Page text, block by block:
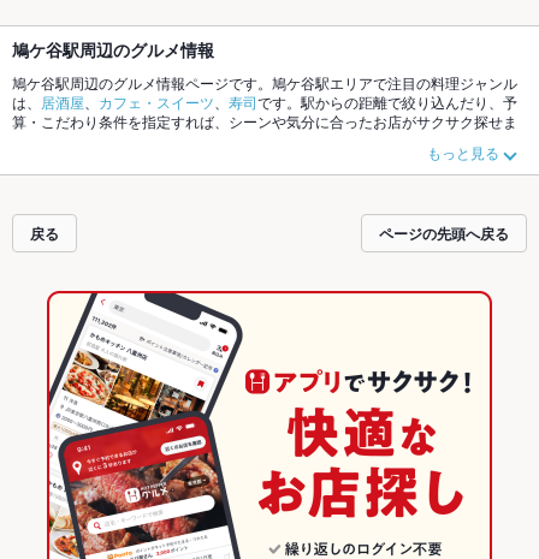
鳩ケ谷駅周辺のグルメ情報
鳩ケ谷駅周辺のグルメ情報ページです。鳩ケ谷駅エリアで注目の料理ジャンル
は、
居酒屋 カフェ・スイーツ 寿司です。駅からの距離で絞り込んだり、予
算・こだわり条件を指定すれば、シーンや気分に合ったお店がサクサク探せま
もチェックしてみてください。ホットペッパーグルメなら、お得なクーポンは
もちろん、こだわりメニュー肉じゃがや季節のおすすめ料理など、お店の最新
お店も拡大中です。友達どうしの飲み会にも、会社の宴会にも、デートやパー
ティにもお得に便利にホットペッパーグルメをご利用ください。
もっと見る
戻る ページの先頭へ戻る